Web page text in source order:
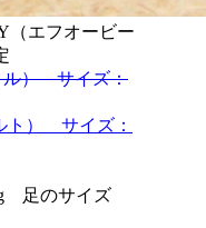
（エフオービー
ル） サイズ：
ト） サイズ：
足のサイズ